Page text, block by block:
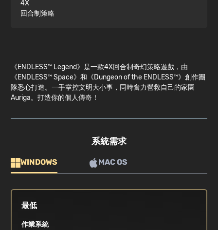
4X
回合制策略
《ENDLESS™ Legend》是一款4X回合制奇幻策略遊戲，由
《ENDLESS™ Space》和《Dungeon of the ENDLESS™》創作團
隊悉心打造。一手掌控文明大小事，同時奮力營救自己的家園
Auriga。打造你的個人傳奇！
系統需求
WINDOWS MAC OS
最低
作業系統